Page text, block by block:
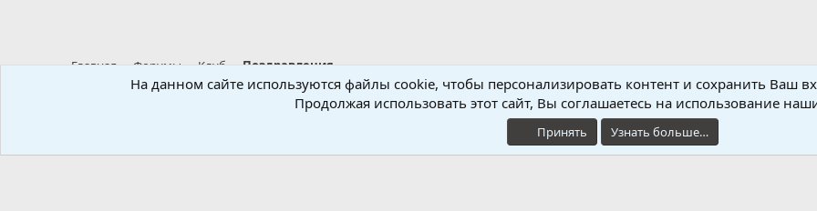
Главная Форумы Клуб Поздравления
Обратная связь Условия и правила
На данном сайте используются файлы cookie, чтобы персонализировать контент и сохранить Ваш
Продолжая использовать этот сайт, Вы соглашаетесь на использование
Принять Узнать больше…